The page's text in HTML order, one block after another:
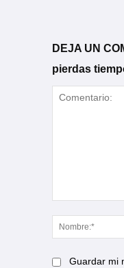
DEJA UN
pierdas
Guardar mi